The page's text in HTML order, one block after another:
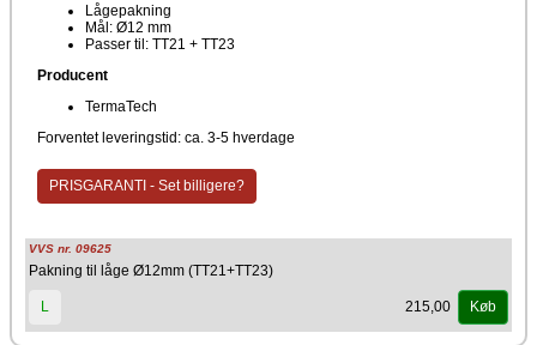
Lågepakning
Mål: Ø12 mm
Passer til: TT21 + TT23
Producent
TermaTech
Forventet leveringstid: ca. 3-5 hverdage
PRISGARANTI - Set billigere?
VVS nr. 09625
Pakning til låge Ø12mm (TT21+TT23)
L 215,00 Køb